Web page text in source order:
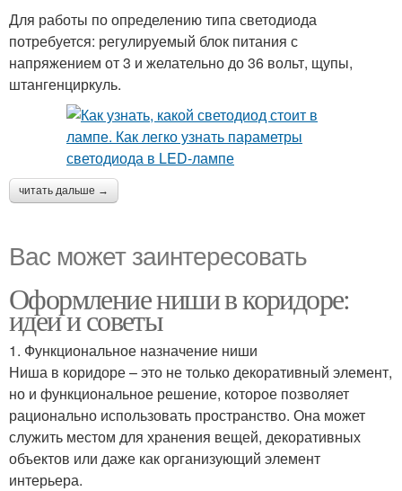
Для работы по определению типа светодиода
потребуется: регулируемый блок питания с
напряжением от 3 и желательно до 36 вольт, щупы,
штангенциркуль.
читать дальше →
Вас может заинтересовать
Оформление ниши в коридоре:
идеи и советы
1. Функциональное назначение ниши
Ниша в коридоре – это не только декоративный элемент,
но и функциональное решение, которое позволяет
рационально использовать пространство. Она может
служить местом для хранения вещей, декоративных
объектов или даже как организующий элемент
интерьера.